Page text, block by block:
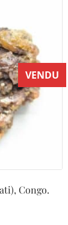
VENDU
Congo.